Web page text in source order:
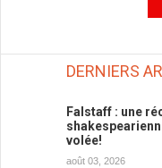
DERNIERS
Falstaff : une
volée!
août 03, 2026